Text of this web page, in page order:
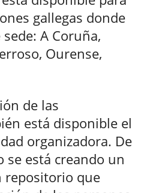
gallegas donde
A Coruña,
Ourense,
de las
está disponible el
organizadora. De
se está creando un
repositorio que